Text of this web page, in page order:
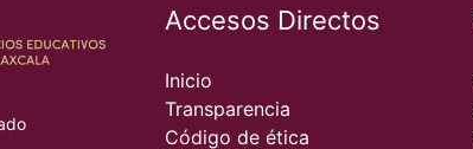
Accesos Directos
Inicio
Transparencia
Código de ética